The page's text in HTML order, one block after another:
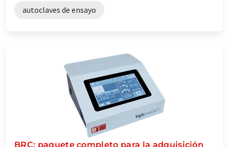
autoclaves de ensayo
BRC: paquete completo para la adquisición